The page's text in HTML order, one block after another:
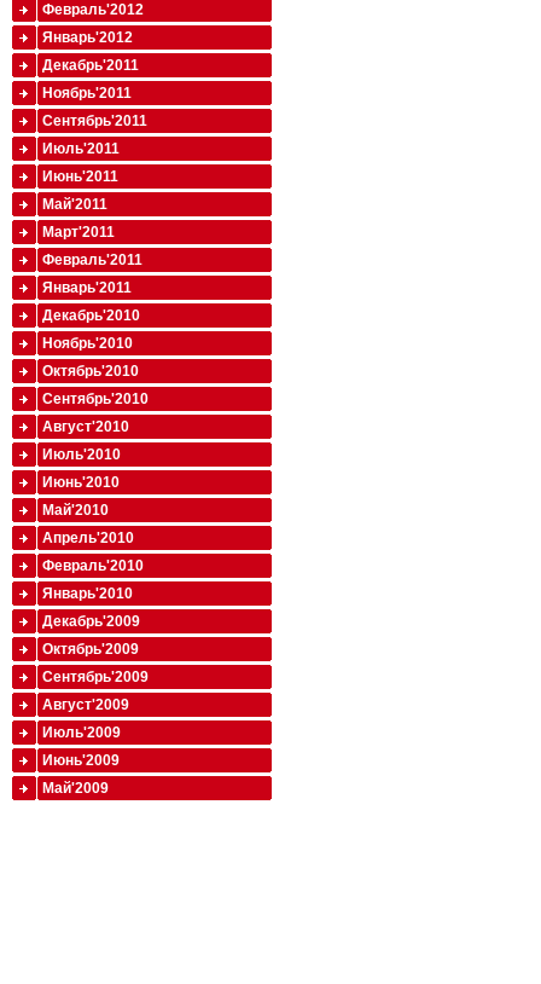
Февраль'2012
Январь'2012
Декабрь'2011
Ноябрь'2011
Сентябрь'2011
Июль'2011
Июнь'2011
Май'2011
Март'2011
Февраль'2011
Январь'2011
Декабрь'2010
Ноябрь'2010
Октябрь'2010
Сентябрь'2010
Август'2010
Июль'2010
Июнь'2010
Май'2010
Апрель'2010
Февраль'2010
Январь'2010
Декабрь'2009
Октябрь'2009
Сентябрь'2009
Август'2009
Июль'2009
Июнь'2009
Май'2009